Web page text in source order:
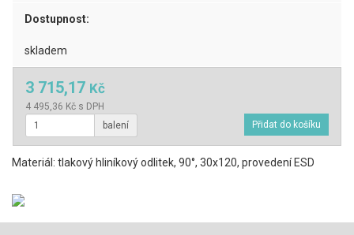
Dostupnost:
skladem
3 715,17 Kč
4 495,36 Kč s DPH
balení
Materiál: tlakový hliníkový odlitek, 90°, 30x120, provedení ESD